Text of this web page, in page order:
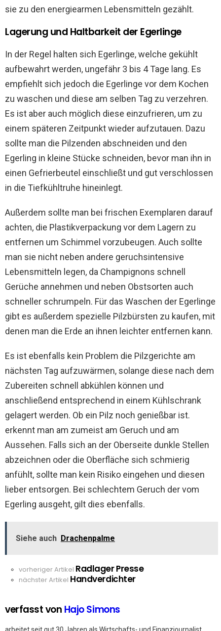
sie zu den energiearmen Lebensmitteln gezählt.
Lagerung und Haltbarkeit der Egerlinge
In der Regel halten sich Egerlinge, welche gekühlt
aufbewahrt werden, ungefähr 3 bis 4 Tage lang. Es
empfiehlt sich jedoch die Egerlinge vor dem Kochen
zu waschen und diese am selben Tag zu verzehren.
Es ist aber auch möglich diese einzufrieren, um zu
einem späteren Zeitpunkt wieder aufzutauen. Dazu
sollte man die Pilzenden abschneiden und den
Egerling in kleine Stücke schneiden, bevor man ihn in
einen Gefrierbeutel einschließt und gut verschlossen
in die Tiefkühltruhe hineinlegt.
Außerdem sollte man bei frischen Exemplaren darauf
achten, die Plastikverpackung vor dem Lagern zu
entfernen um Schimmel vorzubeugen. Auch sollte
man sie nicht neben andere geruchsintensive
Lebensmitteln legen, da Champignons schnell
Gerüche annehmen und neben Obstsorten auch
schneller schrumpeln. Für das Waschen der Egerlinge
gibt es außerdem spezielle Pilzbürsten zu kaufen, mit
denen man die Erde an ihnen leichter entfernen kann.
Es ist ebenfalls kein Problem die Pilzgerichte am
nächsten Tag aufzuwärmen, solange diese nach dem
Zubereiten schnell abkühlen können und
anschließend entsprechend in einem Kühlschrank
gelagert werden. Ob ein Pilz noch genießbar ist.
erkennt man am zumeist am Geruch und am
Aussehen. Falls sich an der Oberseite dunkle Stellen
abzeichnen oder die Oberfläche sich schmierig
anfühlt, sollte man kein Risiko eingehen und diesen
lieber entsorgen. Bei schlechtem Geruch der vom
Egerling ausgeht, gilt dies ebenfalls.
Siehe auch Drachenpalme
See
more
vorheriger Artikel Radlager Presse
nächster Artikel Handverdichter
verfasst von Hajo Simons